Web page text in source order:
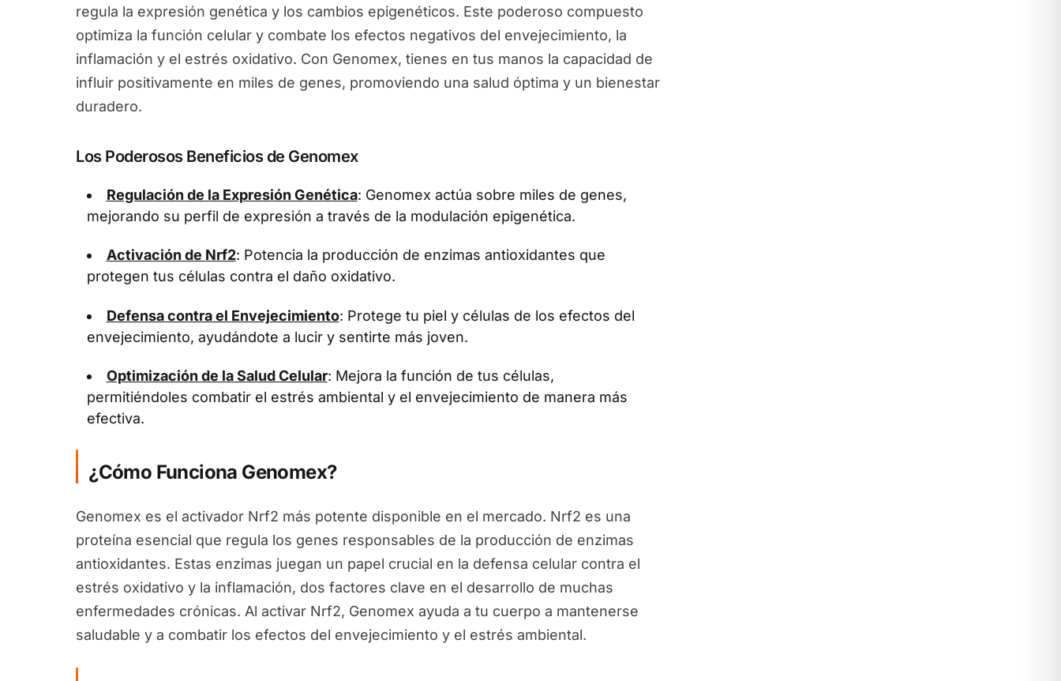
regula la expresión genética y los cambios epigenéticos. Este poderoso compuesto
optimiza la función celular y combate los efectos negativos del envejecimiento, la
inflamación y el estrés oxidativo. Con Genomex, tienes en tus manos la capacidad de
influir positivamente en miles de genes, promoviendo una salud óptima y un bienestar
duradero.
Los Poderosos Beneficios de Genomex
Regulación de la Expresión Genética: Genomex actúa sobre miles de genes,
mejorando su perfil de expresión a través de la modulación epigenética.
Activación de Nrf2: Potencia la producción de enzimas antioxidantes que
protegen tus células contra el daño oxidativo.
Defensa contra el Envejecimiento: Protege tu piel y células de los efectos del
envejecimiento, ayudándote a lucir y sentirte más joven.
Optimización de la Salud Celular: Mejora la función de tus células,
permitiéndoles combatir el estrés ambiental y el envejecimiento de manera más
efectiva.
¿Cómo Funciona Genomex?
Genomex es el activador Nrf2 más potente disponible en el mercado. Nrf2 es una
proteína esencial que regula los genes responsables de la producción de enzimas
antioxidantes. Estas enzimas juegan un papel crucial en la defensa celular contra el
estrés oxidativo y la inflamación, dos factores clave en el desarrollo de muchas
enfermedades crónicas. Al activar Nrf2, Genomex ayuda a tu cuerpo a mantenerse
saludable y a combatir los efectos del envejecimiento y el estrés ambiental.